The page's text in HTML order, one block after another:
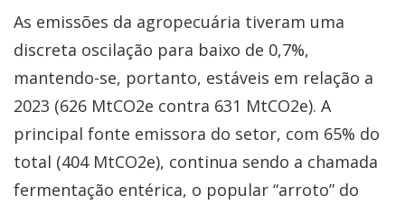
As emissões da agropecuária tiveram uma
discreta oscilação para baixo de 0,7%,
mantendo-se, portanto, estáveis em relação a
2023 (626 MtCO2e contra 631 MtCO2e). A
principal fonte emissora do setor, com 65% do
total (404 MtCO2e), continua sendo a chamada
fermentação entérica, o popular “arroto” do